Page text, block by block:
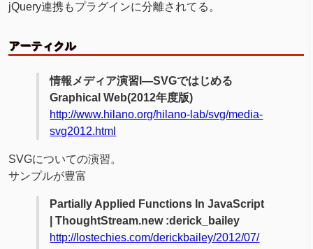
jQuery連携もプラグインに分離されてる。
アーティクル
情報メディア演習I—SVGではじめる
Graphical Web(2012年度版)
http://www.hilano.org/hilano-lab/svg/media-
svg2012.html
SVGについての演習。
サンプルが豊富
Partially Applied Functions In JavaScript
| ThoughtStream.new :derick_bailey
http://lostechies.com/derickbailey/2012/07/